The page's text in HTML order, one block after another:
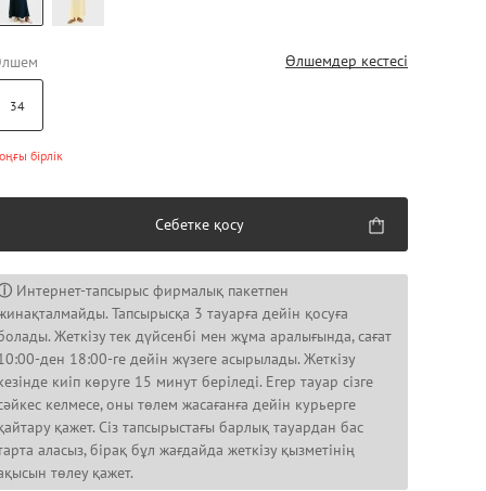
Өлшемдер кестесі
34
бірлік
Себетке қосу
Интернет-тапсырыс фирмалық пакетпен
Тапсырысқа 3 тауарға дейін қосуға
Жеткізу тек дүйсенбі мен жұма аралығында, сағат
ден 18:00-ге дейін жүзеге асырылады. Жеткізу
киіп көруге 15 минут беріледі. Егер тауар сізге
келмесе, оны төлем жасағанға дейін курьерге
қажет. Сіз тапсырыстағы барлық тауардан бас
аласыз, бірақ бұл жағдайда жеткізу қызметінің
төлеу қажет.